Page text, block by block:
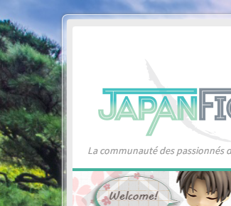
La communauté des passionnés